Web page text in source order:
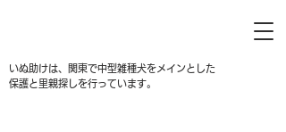
いぬ助けは、関東で中型雑種犬をメインとした
保護と里親探しを行っています。